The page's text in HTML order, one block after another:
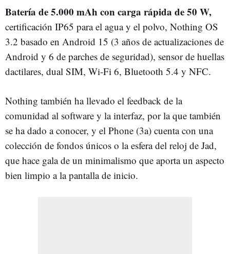
Batería de 5.000 mAh con carga rápida de 50 W,
certificación IP65 para el agua y el polvo, Nothing OS
3.2 basado en Android 15 (3 años de actualizaciones de
Android y 6 de parches de seguridad), sensor de huellas
dactilares, dual SIM, Wi-Fi 6, Bluetooth 5.4 y NFC.
Nothing también ha llevado el feedback de la
comunidad al software y la interfaz, por la que también
se ha dado a conocer, y el Phone (3a) cuenta con una
colección de fondos únicos o la esfera del reloj de Jad,
que hace gala de un minimalismo que aporta un aspecto
bien limpio a la pantalla de inicio.